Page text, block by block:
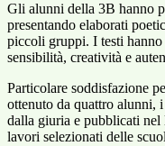
Gli alunni della 3B hanno
presentando elaborati
piccoli gruppi. I testi hanno
sensibilità, creatività e
Particolare soddisfazione
ottenuto da quattro alunni,
dalla giuria e pubblicati
lavori selezionati delle